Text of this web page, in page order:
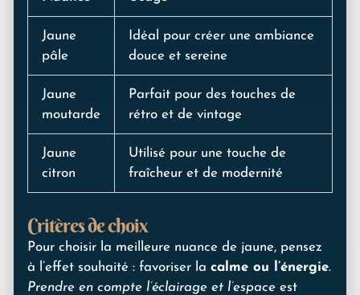
Jaune
pâle
Idéal pour créer une ambiance
douce et sereine
Jaune
moutarde
Parfait pour des touches de
rétro et de vintage
Jaune
citron
Utilisé pour une touche de
fraîcheur et de modernité
Critères de choix
Pour choisir la meilleure nuance de jaune, pensez
à l’effet souhaité : favoriser la calme ou l’énergie.
Prendre en compte l’éclairage et l’espace est